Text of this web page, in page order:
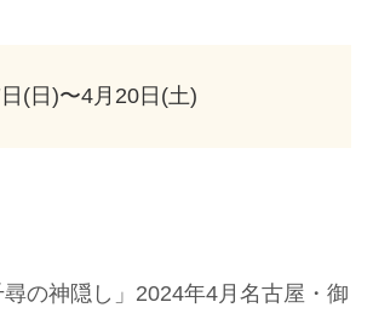
(日)〜4月20日(土)
の神隠し」2024年4月名古屋・御